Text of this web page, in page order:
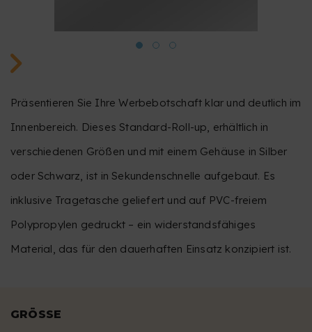
Präsentieren Sie Ihre Werbebotschaft klar und deutlich im
Innenbereich. Dieses Standard-Roll-up, erhältlich in
verschiedenen Größen und mit einem Gehäuse in Silber
oder Schwarz, ist in Sekundenschnelle aufgebaut. Es
inklusive Tragetasche geliefert und auf PVC-freiem
Polypropylen gedruckt – ein widerstandsfähiges
Material, das für den dauerhaften Einsatz konzipiert ist.
GRÖSSE